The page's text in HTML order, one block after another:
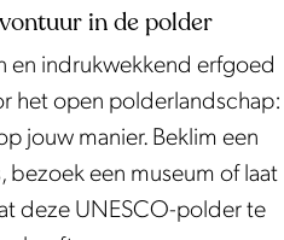
in de polder
en indrukwekkend erfgoed
het open polderlandschap:
jouw manier. Beklim een
bezoek een museum of laat
deze UNESCO-polder te